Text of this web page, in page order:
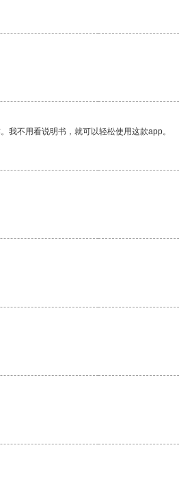
我不用看说明书，就可以轻松使用这款app。